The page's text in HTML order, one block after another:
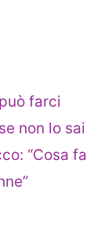
farci
non lo sai
“Cosa fa